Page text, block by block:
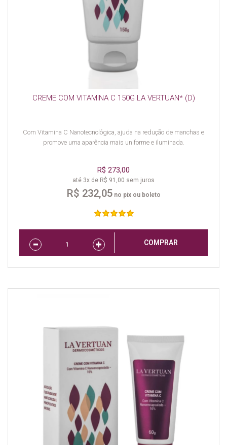
CREME COM VITAMINA C 150G LA VERTUAN* (D)
Com Vitamina C Nanotecnológica, ajuda na redução de manchas e
promove uma aparência mais uniforme e iluminada.
R$ 273,00
até 3x de R$ 91,00 sem juros
R$ 232,05no pix ou boleto
COMPRAR